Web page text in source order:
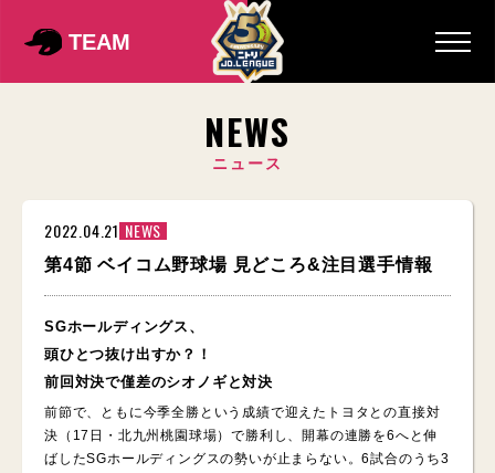
TEAM
NEWS
ニュース
2022.04.21 NEWS
第4節 ベイコム野球場 見どころ&注目選手情報
SGホールディングス、
頭ひとつ抜け出すか？！
前回対決で僅差のシオノギと対決
前節で、ともに今季全勝という成績で迎えたトヨタとの直接対
決（17日・北九州桃園球場）で勝利し、開幕の連勝を6へと伸
ばしたSGホールディングスの勢いが止まらない。6試合のうち3